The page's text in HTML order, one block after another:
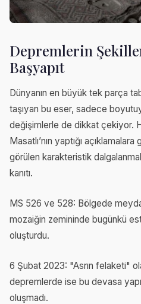
Depremlerin
Başyapıt
Dünyanın en büyük tek parça
taşıyan bu eser, sadece
değişimlerle de dikkat çekiyor.
Masatlı’nın yaptığı
görülen karakteristik
kanıtı.
MS 526 ve 528: Bölgede
mozaiğin zemininde bugünkü
oluşturdu.
6 Şubat 2023: "Asrın felaketi"
depremlerde ise bu devasa
oluşmadı.